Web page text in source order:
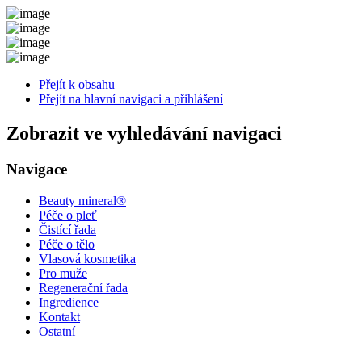
Přejít k obsahu
Přejít na hlavní navigaci a přihlášení
Zobrazit ve vyhledávání navigaci
Navigace
Beauty mineral®
Péče o pleť
Čistící řada
Péče o tělo
Vlasová kosmetika
Pro muže
Regenerační řada
Ingredience
Kontakt
Ostatní